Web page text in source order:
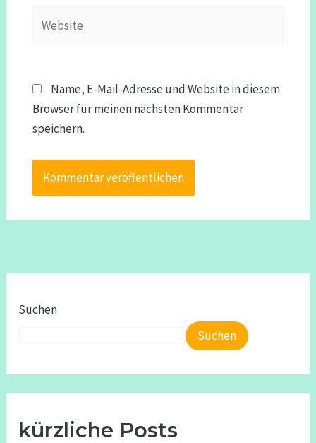
Name, E-Mail-Adresse und Website in diesem
Browser für meinen nächsten Kommentar
speichern.
Suchen
Suchen
kürzliche Posts